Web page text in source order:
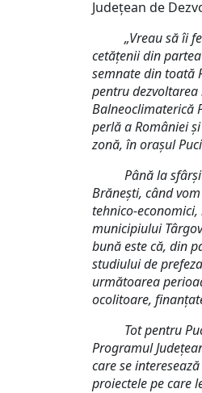
Județean de
„Vreau să îi
cetățenii din
semnate din toată
pentru
Balneoclimaterică
perlă a României
zonă, în orașul
Până la
Brănești, când
tehnico-
municipiului
bună este că, din
studiului de
următoarea
ocolitoare,
Tot pentru
Programul
care se
proiectele pe care